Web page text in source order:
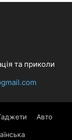
та приколи
Авто